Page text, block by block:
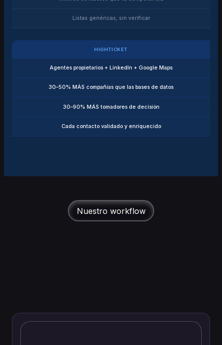
HIGHTICKET
Agentes propietarios + LinkedIn + Google Maps
30–50% MÁS compañías que las bases de datos
30–90% MÁS tomadores de decisión
Listas genéricas, sin verificar
Cada contacto validado y enriquecido
Nuestro workflow